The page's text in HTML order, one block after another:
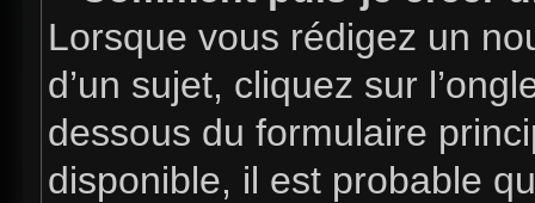
Lorsque vous rédigez un
d’un sujet, cliquez sur
dessous du formulaire
disponible, il est probable